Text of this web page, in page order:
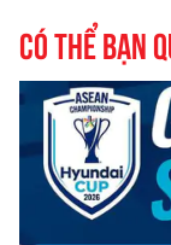
Có thể bạn